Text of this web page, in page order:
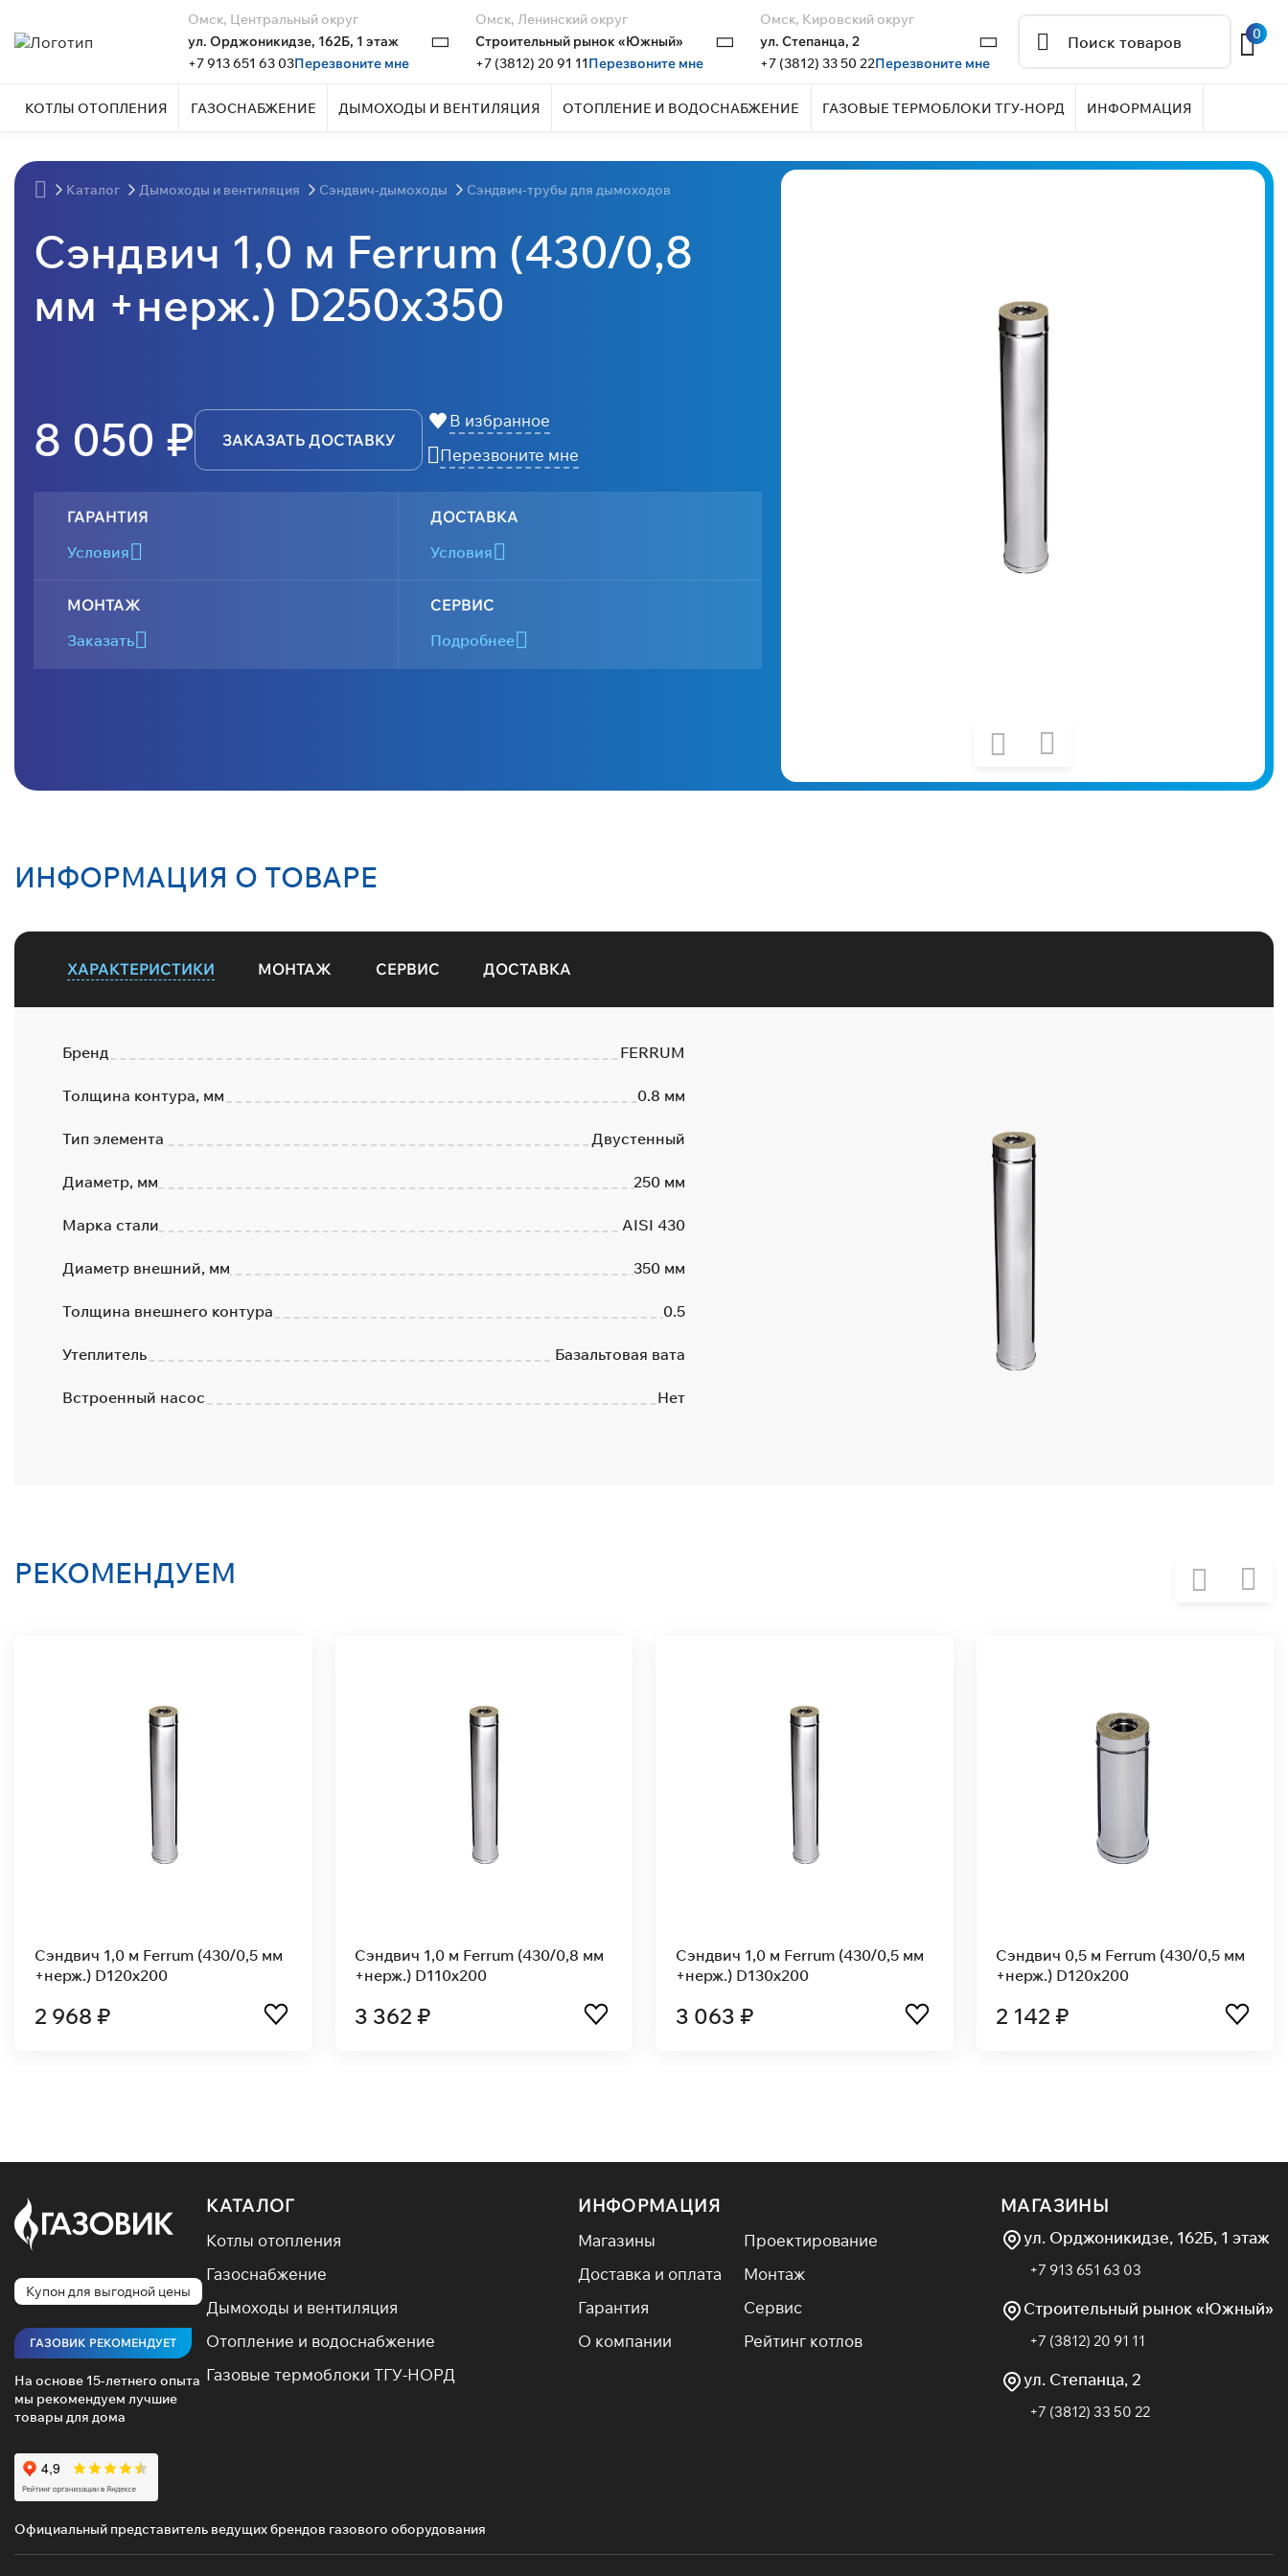
Омск, Центральный округ
ул. Орджоникидзе, 162Б, 1 этаж
+7 913 651 63 03Перезвоните мне
Омск, Ленинский округ
Строительный рынок «Южный»
+7 (3812) 20 91 11Перезвоните мне
Омск, Кировский округ
ул. Степанца, 2
+7 (3812) 33 50 22Перезвоните мне
0
КОТЛЫ ОТОПЛЕНИЯ ГАЗОСНАБЖЕНИЕ ДЫМОХОДЫ И ВЕНТИЛЯЦИЯ ОТОПЛЕНИЕ И ВОДОСНАБЖЕНИЕ ГАЗОВЫЕ ТЕРМОБЛОКИ ТГУ-НОРД ИНФОРМАЦИЯ
Каталог Дымоходы и вентиляция Сэндвич-дымоходы Сэндвич-трубы для дымоходов
Сэндвич 1,0 м Ferrum (430/0,8
мм +нерж.) D250x350
8 050 ₽ ЗАКАЗАТЬ ДОСТАВКУ
В избранное
Перезвоните мне
ГАРАНТИЯ
Условия
ДОСТАВКА
Условия
МОНТАЖ
Заказать
СЕРВИС
Подробнее
ИНФОРМАЦИЯ О ТОВАРЕ
ХАРАКТЕРИСТИКИ МОНТАЖ СЕРВИС ДОСТАВКА
Бренд FERRUM
Толщина контура, мм 0.8 мм
Тип элемента Двустенный
Диаметр, мм 250 мм
Марка стали AISI 430
Диаметр внешний, мм 350 мм
Толщина внешнего контура 0.5
Утеплитель Базальтовая вата
Встроенный насос Нет
РЕКОМЕНДУЕМ
Сэндвич 1,0 м Ferrum (430/0,5 мм
+нерж.) D130x200
3 063 ₽
Сэндвич 0,5 м Ferrum (430/0,5 мм
+нерж.) D120x200
2 142 ₽
Сэндвич 0,25 м Ferrum (430/0,5 мм
+нерж.) D120x200
1 414 ₽
Сэндвич 1,0 м Ferrum (430/0,8
+нерж.) D120x200
3 355 ₽
Купон для выгодной цены
ГАЗОВИК РЕКОМЕНДУЕТ
На основе 15-летнего опыта
мы рекомендуем лучшие
товары для дома
КАТАЛОГ
Котлы отопления
Газоснабжение
Дымоходы и вентиляция
Отопление и водоснабжение
Газовые термоблоки ТГУ-НОРД
ИНФОРМАЦИЯ
Магазины
Проектирование
Доставка и оплата
Монтаж
Гарантия
Сервис
О компании
Рейтинг котлов
МАГАЗИНЫ
ул. Орджоникидзе, 162Б, 1 этаж
+7 913 651 63 03
Строительный рынок «Южный»
+7 (3812) 20 91 11
ул. Степанца, 2
+7 (3812) 33 50 22
Официальный представитель ведущих брендов газового оборудования